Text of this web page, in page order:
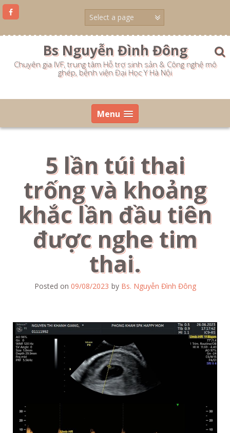
Skip
Bs Nguyễn Đình Đông
Chuyên gia IVF, trung tâm Hỗ trợ sinh sản & Công nghệ mô
ghép, bệnh viện Đại Học Y Hà Nội
Menu
5 lần túi thai
trống và khoảng
khắc lần đầu tiên
được nghe tim
thai.
Posted on 09/08/2023 by Bs. Nguyễn Đình Đông